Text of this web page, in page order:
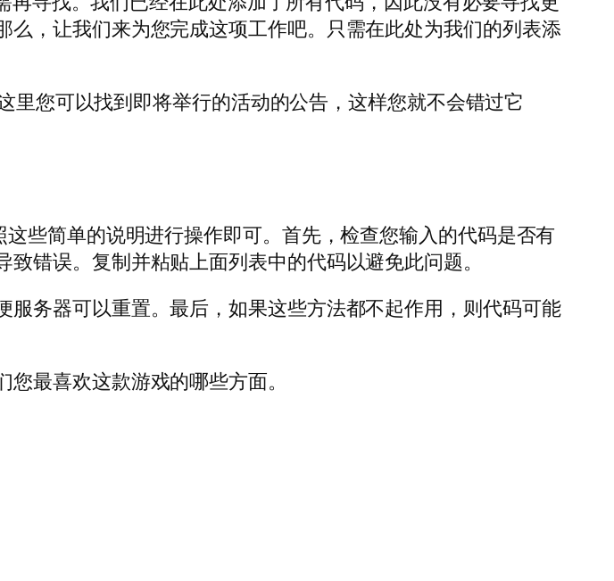
，让我们来为您完成这项工作吧。只需在此处为我们的列表添
您可以找到即将举行的活动的公告，这样您就不会错过它
些简单的说明进行操作即可。首先，检查您输入的代码是否有
错误。复制并粘贴上面列表中的代码以避免此问题。
务器可以重置。最后，如果这些方法都不起作用，则代码可能
最喜欢这款游戏的哪些方面。